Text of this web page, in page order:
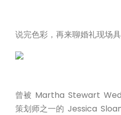
说完色彩，再来聊婚礼现场
曾被 Martha Stewart
策划师之一的 Jessica